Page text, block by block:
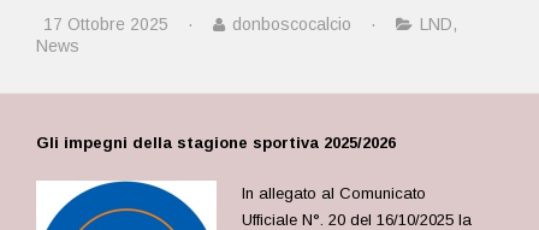
17 Ottobre 2025 · donboscocalcio · LND,
News
Gli impegni della stagione sportiva 2025/2026
In allegato al Comunicato
Ufficiale N°. 20 del 16/10/2025 la